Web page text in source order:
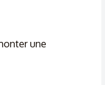
une